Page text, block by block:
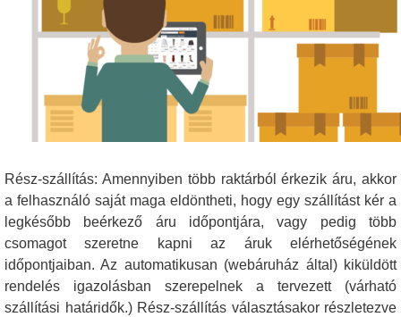
Rész-szállítás: Amennyiben több raktárból érkezik áru, akkor
a felhasználó saját maga eldöntheti, hogy egy szállítást kér a
legkésőbb beérkező áru időpontjára, vagy pedig több
csomagot szeretne kapni az áruk elérhetőségének
időpontjaiban. Az automatikusan (webáruház által) kiküldött
rendelés igazolásban szerepelnek a tervezett (várható
szállítási határidők.) Rész-szállítás választásakor részletezve